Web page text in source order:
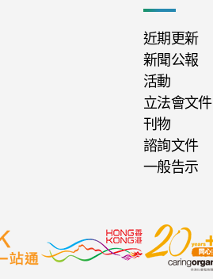
近期更新
新聞公報
活動
立法會文件
刊物
諮詢文件
一般告示